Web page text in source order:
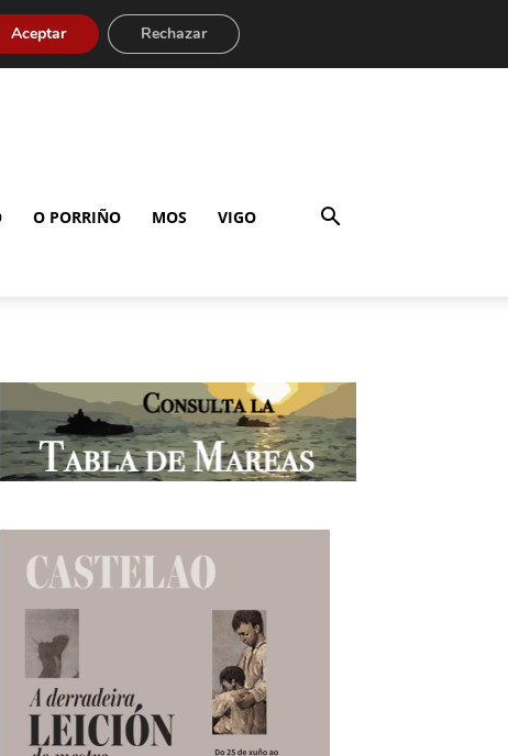
O PORRIÑO MOS VIGO
Aceptar Rechazar